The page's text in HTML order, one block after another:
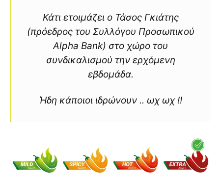
Κάτι ετοιμάζει ο Τάσος Γκιάτης
(πρόεδρος του Συλλόγου Προσωπικού
Alpha Bank) στο χώρο του
συνδικαλισμού την ερχόμενη
εβδομάδα.
Ήδη κάποιοι ιδρώνουν .. ωχ ωχ !!